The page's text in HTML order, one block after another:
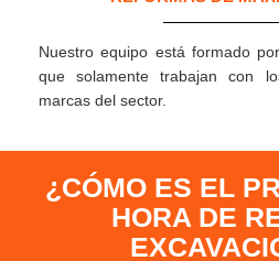
Nuestro equipo está formado
que solamente trabajan con
marcas del sector.
¿CÓMO ES EL
HORA DE